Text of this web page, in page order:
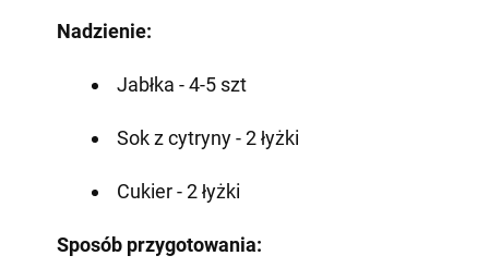
Nadzienie:
Jabłka - 4-5 szt
Sok z cytryny - 2 łyżki
Cukier - 2 łyżki
Sposób przygotowania: